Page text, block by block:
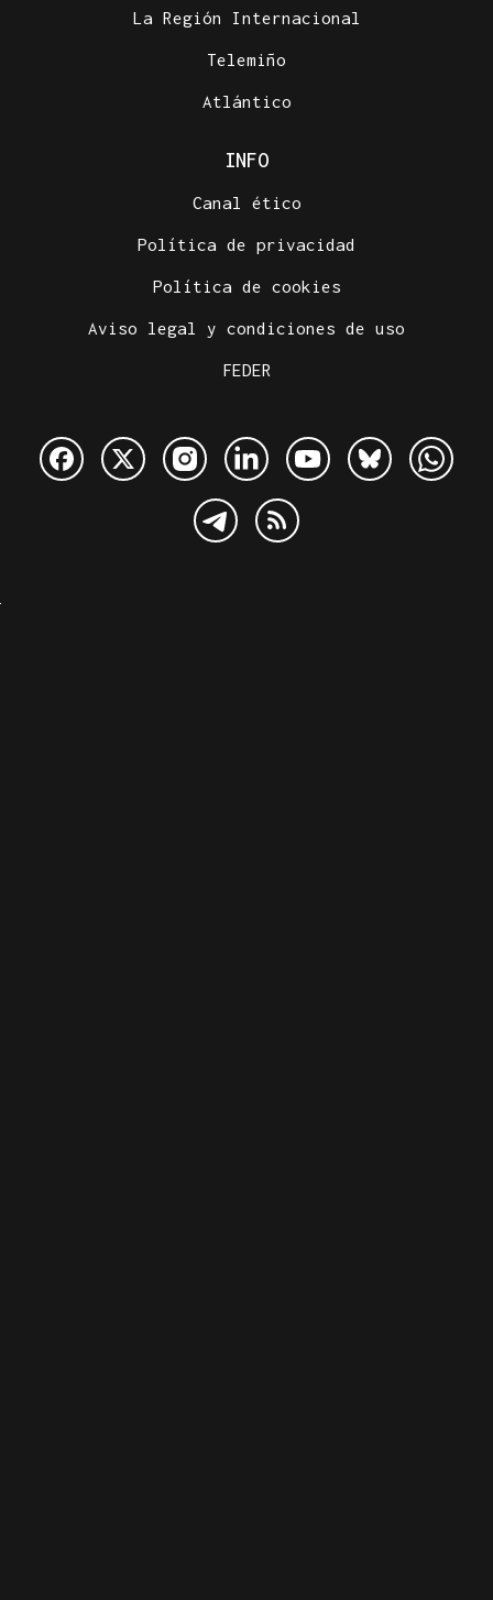
La Región Internacional
Telemiño
Atlántico
INFO
Canal ético
Política de privacidad
Política de cookies
Aviso legal y condiciones de uso
FEDER